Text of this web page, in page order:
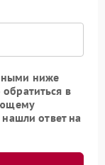
ниже
в
ответ на